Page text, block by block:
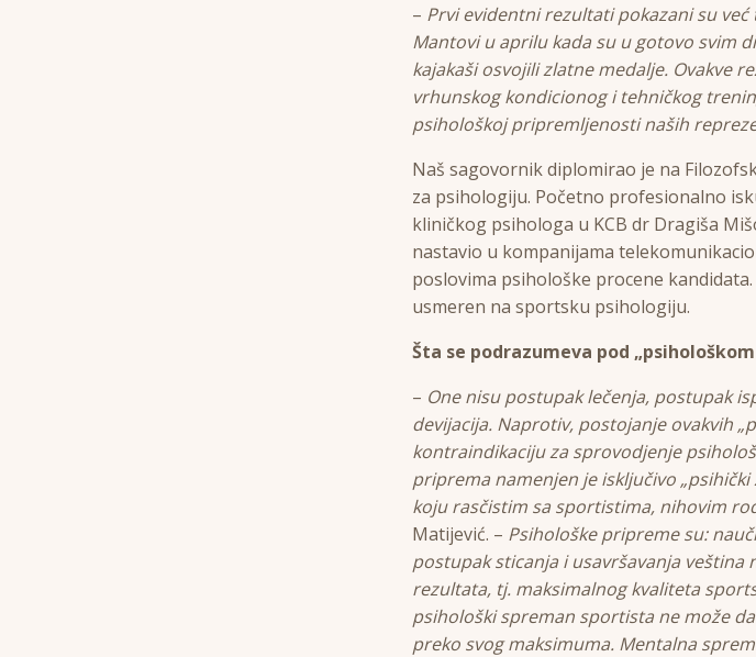
– Prvi evidentni rezultati pokazani su
Mantovi u aprilu kada su u gotovo svim
kajakaši osvojili zlatne medalje. Ovakve
vrhunskog kondicionog i tehničkog
psihološkoj pripremljenosti naših
Naš sagovornik diplomirao je na
za psihologiju. Početno profesionalno
kliničkog psihologa u KCB dr Dragiša
nastavio u kompanijama
poslovima psihološke procene
usmeren na sportsku psihologiju.
Šta se podrazumeva pod
– One nisu postupak lečenja, postupak
devijacija. Naprotiv, postojanje ovakvih
kontraindikaciju za sprovodjenje
priprema namenjen je isključivo
koju rasčistim sa sportistima, nihovim
Matijević. – Psihološke pripreme su:
postupak sticanja i usavršavanja
rezultata, tj. maksimalnog kvaliteta
psihološki spreman sportista ne može
preko svog maksimuma. Mentalna